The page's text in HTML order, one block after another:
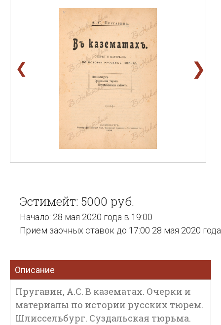
❮ ❯
Эстимейт: 5000 руб.
Начало: 28 мая 2020 года в 19:00
Прием заочных ставок до 17:00 28 мая 2020 года
Описание
Пругавин, А.С. В казематах. Очерки и
материалы по истории русских тюрем.
Шлиссельбург. Суздальская тюрьма.